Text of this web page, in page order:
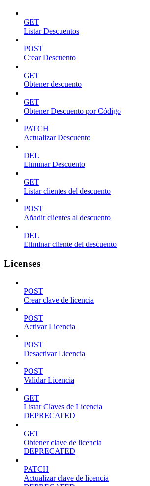
GET
Listar Descuentos
POST
Crear Descuento
GET
Obtener descuento
GET
Obtener Descuento por Código
PATCH
Actualizar Descuento
DEL
Eliminar Descuento
GET
Listar clientes del descuento
POST
Añadir clientes al descuento
DEL
Eliminar cliente del descuento
Licenses
POST
Crear clave de licencia
POST
Activar Licencia
POST
Desactivar Licencia
POST
Validar Licencia
GET
Listar Claves de Licencia
DEPRECATED
GET
Obtener clave de licencia
DEPRECATED
PATCH
Actualizar clave de licencia